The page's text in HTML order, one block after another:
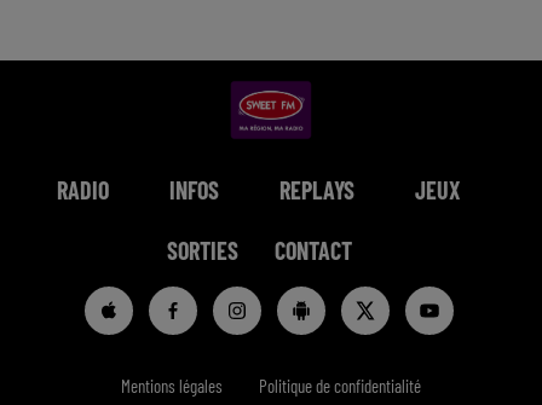
RADIO INFOS REPLAYS JEUX
SORTIES CONTACT
Mentions légales Politique de confidentialité